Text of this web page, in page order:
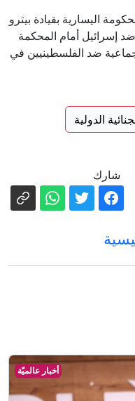
اليسارية بقيادة بيترو
إسرائيل أمام المحكمة
ضد الفلسطينيين في
الدولية
شارك
أخبار عالميّة